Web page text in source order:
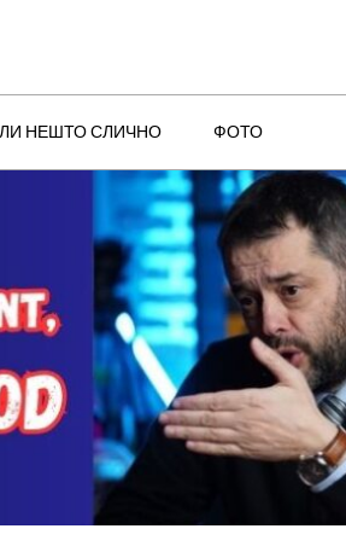
НЕШТО СЛИЧНО ФОТО